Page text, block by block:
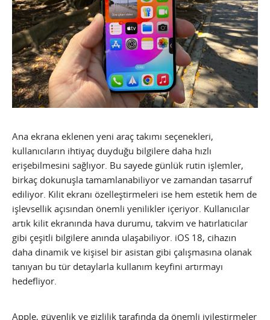
Ana ekrana eklenen yeni araç takımı seçenekleri,
kullanıcıların ihtiyaç duyduğu bilgilere daha hızlı
erişebilmesini sağlıyor. Bu sayede günlük rutin işlemler,
birkaç dokunuşla tamamlanabiliyor ve zamandan tasarruf
ediliyor. Kilit ekranı özelleştirmeleri ise hem estetik hem de
işlevsellik açısından önemli yenilikler içeriyor. Kullanıcılar
artık kilit ekranında hava durumu, takvim ve hatırlatıcılar
gibi çeşitli bilgilere anında ulaşabiliyor. iOS 18, cihazın
daha dinamik ve kişisel bir asistan gibi çalışmasına olanak
tanıyan bu tür detaylarla kullanım keyfini artırmayı
hedefliyor.
Apple, güvenlik ve gizlilik tarafında da önemli iyileştirmeler